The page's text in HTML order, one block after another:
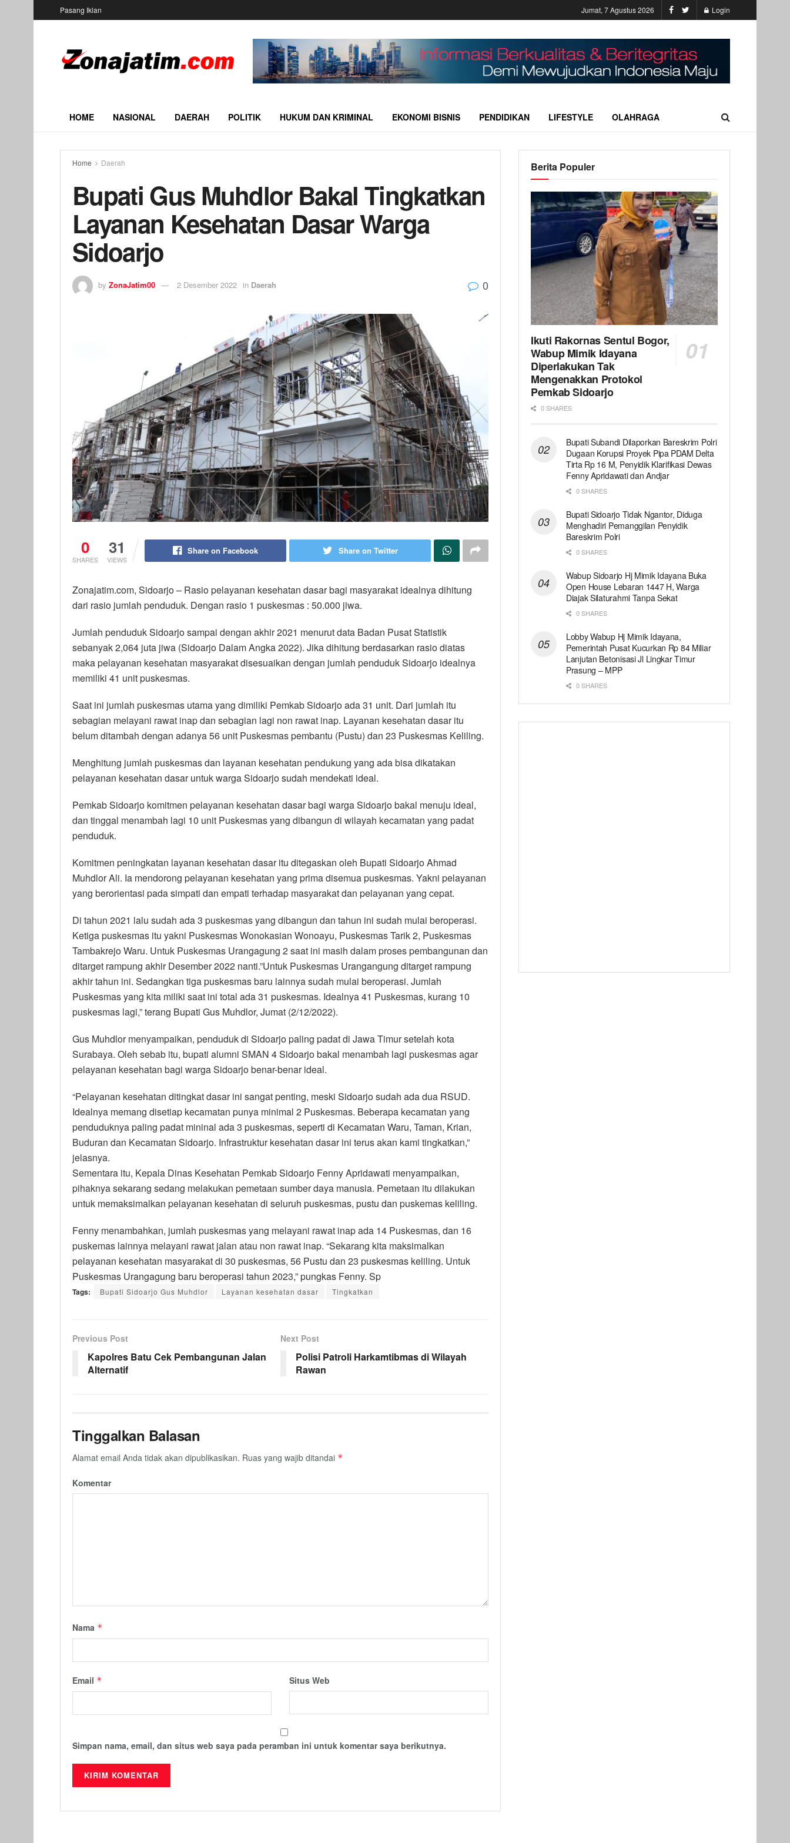
Pasang Iklan Jumat, 7 Agustus 2026 Login
HOME NASIONAL DAERAH POLITIK HUKUM DAN KRIMINAL EKONOMI BISNIS PENDIDIKAN LIFESTYLE OLAHRAGA
Home Daerah
Bupati Gus Muhdlor Bakal Tingkatkan
Layanan Kesehatan Dasar Warga
Sidoarjo
by ZonaJatim00 2 Desember 2022 in Daerah 0
0
SHARES
31
VIEWS
Share on Facebook Share on Twitter
Zonajatim.com, Sidoarjo – Rasio pelayanan kesehatan dasar bagi masyarakat idealnya dihitung
dari rasio jumlah penduduk. Dengan rasio 1 puskesmas : 50.000 jiwa.
Jumlah penduduk Sidoarjo sampai dengan akhir 2021 menurut data Badan Pusat Statistik
sebanyak 2,064 juta jiwa (Sidoarjo Dalam Angka 2022). Jika dihitung berdasarkan rasio diatas
maka pelayanan kesehatan masyarakat disesuaikan dengan jumlah penduduk Sidoarjo idealnya
memiliki 41 unit puskesmas.
Saat ini jumlah puskesmas utama yang dimiliki Pemkab Sidoarjo ada 31 unit. Dari jumlah itu
sebagian melayani rawat inap dan sebagian lagi non rawat inap. Layanan kesehatan dasar itu
belum ditambah dengan adanya 56 unit Puskesmas pembantu (Pustu) dan 23 Puskesmas Keliling.
Menghitung jumlah puskesmas dan layanan kesehatan pendukung yang ada bisa dikatakan
pelayanan kesehatan dasar untuk warga Sidoarjo sudah mendekati ideal.
Pemkab Sidoarjo komitmen pelayanan kesehatan dasar bagi warga Sidoarjo bakal menuju ideal,
dan tinggal menambah lagi 10 unit Puskesmas yang dibangun di wilayah kecamatan yang padat
penduduk.
Komitmen peningkatan layanan kesehatan dasar itu ditegaskan oleh Bupati Sidoarjo Ahmad
Muhdlor Ali. Ia mendorong pelayanan kesehatan yang prima disemua puskesmas. Yakni pelayanan
yang berorientasi pada simpati dan empati terhadap masyarakat dan pelayanan yang cepat.
Di tahun 2021 lalu sudah ada 3 puskesmas yang dibangun dan tahun ini sudah mulai beroperasi.
Ketiga puskesmas itu yakni Puskesmas Wonokasian Wonoayu, Puskesmas Tarik 2, Puskesmas
Tambakrejo Waru. Untuk Puskesmas Urangagung 2 saat ini masih dalam proses pembangunan dan
ditarget rampung akhir Desember 2022 nanti.”Untuk Puskesmas Urangangung ditarget rampung
akhir tahun ini. Sedangkan tiga puskesmas baru lainnya sudah mulai beroperasi. Jumlah
Puskesmas yang kita miliki saat ini total ada 31 puskesmas. Idealnya 41 Puskesmas, kurang 10
puskesmas lagi,” terang Bupati Gus Muhdlor, Jumat (2/12/2022).
Gus Muhdlor menyampaikan, penduduk di Sidoarjo paling padat di Jawa Timur setelah kota
Surabaya. Oleh sebab itu, bupati alumni SMAN 4 Sidoarjo bakal menambah lagi puskesmas agar
pelayanan kesehatan bagi warga Sidoarjo benar-benar ideal.
“Pelayanan kesehatan ditingkat dasar ini sangat penting, meski Sidoarjo sudah ada dua RSUD.
Idealnya memang disetiap kecamatan punya minimal 2 Puskesmas. Beberapa kecamatan yang
penduduknya paling padat mininal ada 3 puskesmas, seperti di Kecamatan Waru, Taman, Krian,
Buduran dan Kecamatan Sidoarjo. Infrastruktur kesehatan dasar ini terus akan kami tingkatkan,”
jelasnya.
Sementara itu, Kepala Dinas Kesehatan Pemkab Sidoarjo Fenny Apridawati menyampaikan,
pihaknya sekarang sedang melakukan pemetaan sumber daya manusia. Pemetaan itu dilakukan
untuk memaksimalkan pelayanan kesehatan di seluruh puskesmas, pustu dan puskemas keliling.
Fenny menambahkan, jumlah puskesmas yang melayani rawat inap ada 14 Puskesmas, dan 16
puskemas lainnya melayani rawat jalan atau non rawat inap. “Sekarang kita maksimalkan
pelayanan kesehatan masyarakat di 30 puskesmas, 56 Pustu dan 23 puskesmas keliling. Untuk
Puskesmas Urangagung baru beroperasi tahun 2023,” pungkas Fenny. Sp
Tags: Bupati Sidoarjo Gus Muhdlor Layanan kesehatan dasar Tingkatkan
Previous Post
Kapolres Batu Cek Pembangunan Jalan
Alternatif
Next Post
Polisi Patroli Harkamtibmas di Wilayah
Rawan
Tinggalkan Balasan
Alamat email Anda tidak akan dipublikasikan. Ruas yang wajib ditandai *
Komentar
Nama *
Email * Situs Web
Simpan nama, email, dan situs web saya pada peramban ini untuk komentar saya berikutnya.
Berita Populer
Ikuti Rakornas Sentul Bogor,
Wabup Mimik Idayana
Diperlakukan Tak
Mengenakkan Protokol
Pemkab Sidoarjo
0 SHARES
Bupati Subandi Dilaporkan Bareskrim Polri
Dugaan Korupsi Proyek Pipa PDAM Delta
Tirta Rp 16 M, Penyidik Klarifikasi Dewas
Fenny Apridawati dan Andjar
0 SHARES
Bupati Sidoarjo Tidak Ngantor, Diduga
Menghadiri Pemanggilan Penyidik
Bareskrim Polri
0 SHARES
Wabup Sidoarjo Hj Mimik Idayana Buka
Open House Lebaran 1447 H, Warga
Diajak Silaturahmi Tanpa Sekat
0 SHARES
Lobby Wabup Hj Mimik Idayana,
Pemerintah Pusat Kucurkan Rp 84 Miliar
Lanjutan Betonisasi Jl Lingkar Timur
Prasung – MPP
0 SHARES